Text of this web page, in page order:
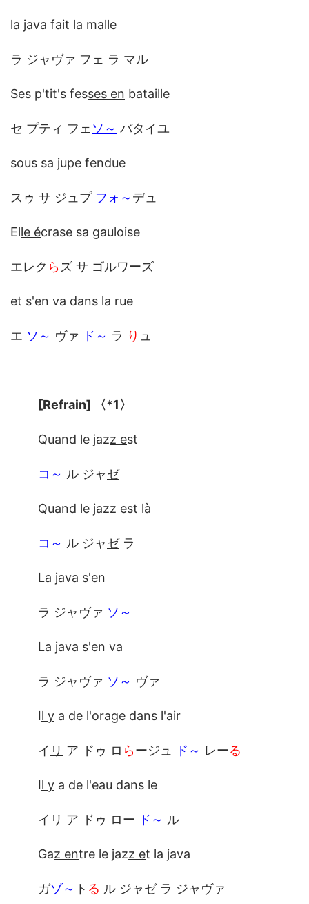
la java fait la malle
ラ ジャヴァ フェ ラ マル
Ses p'tit's fesses en bataille
セ プティ フェ ソ～ バタイユ
sous sa jupe fendue
スゥ サ ジュプ フォ～ デュ
Elle écrase sa gauloise
エレク ら ズ サ ゴルワーズ
et s'en va dans la rue
エ ソ～ ヴァ ド～ ラ り ュ
[Refrain] 〈*1〉
Quand le jazz est
コ～ ル ジャゼ
Quand le jazz est là
コ～ ル ジャゼラ
La java s'en
ラ ジャヴァ ソ～
La java s'en va
ラ ジャヴァ ソ～ ヴァ
Il y a de l'orage dans l'air
イ リ ア ドゥ ロ らージュ ド～ レーる
Il y a de l'eau dans le
イ リ ア ドゥ ロー ド～ ル
Gaz entre le jazz et la java
ガゾ～ ト る ル ジャゼラ ジャヴァ